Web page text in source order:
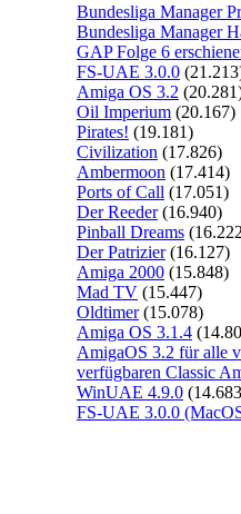
Bundesliga Manager
Bundesliga Manager
GAP Folge 6
FS-UAE 3.0.0
Amiga OS 3.2
Oil Imperium (20.167)
Pirates! (19.181)
Civilization (17.826)
Ambermoon (17.414)
Ports of Call (17.051)
Der Reeder (16.940)
Pinball Dreams
Der Patrizier (16.127)
Amiga 2000 (15.848)
Mad TV (15.447)
Oldtimer (15.078)
Amiga OS 3.1.4
AmigaOS 3.2 für alle
verfügbaren Classic
WinUAE 4.9.0
FS-UAE 3.0.0